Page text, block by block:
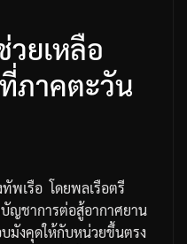
ยเหลือ
ภาคตะวัน
ทัพเรือ โดยพลเรือตรี
ญชาการต่อสู้อากาศยาน
มังคุดให้กับหน่วยขึ้นตรง